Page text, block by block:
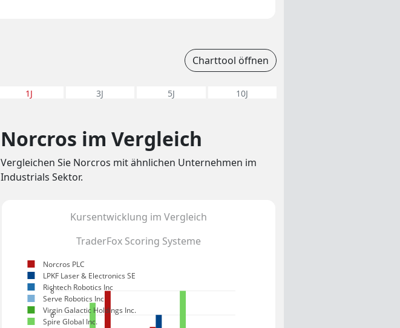
Charttool öffnen
1J 3J 5J 10J
Norcros im Vergleich
Vergleichen Sie Norcros mit ähnlichen Unternehmen im
Industrials Sektor.
Kursentwicklung im Vergleich
TraderFox Scoring Systeme
6
8
Norcros PLC
LPKF Laser & Electronics SE
Richtech Robotics Inc
Serve Robotics Inc
Virgin Galactic Holdings Inc.
Spire Global Inc.